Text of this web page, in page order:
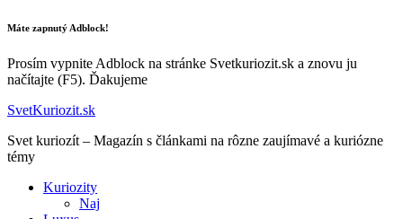
Máte zapnutý Adblock!
Prosím vypnite Adblock na stránke Svetkuriozit.sk a znovu ju
načítajte (F5). Ďakujeme
SvetKuriozit.sk
Svet kuriozít – Magazín s článkami na rôzne zaujímavé a kuriózne
témy
Kuriozity
Naj